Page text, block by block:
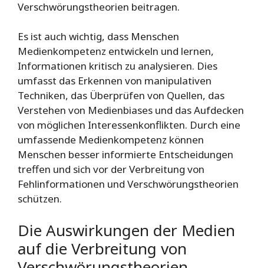
Verschwörungstheorien beitragen.
Es ist auch wichtig, dass Menschen
Medienkompetenz entwickeln und lernen,
Informationen kritisch zu analysieren. Dies
umfasst das Erkennen von manipulativen
Techniken, das Überprüfen von Quellen, das
Verstehen von Medienbiases und das Aufdecken
von möglichen Interessenkonflikten. Durch eine
umfassende Medienkompetenz können
Menschen besser informierte Entscheidungen
treffen und sich vor der Verbreitung von
Fehlinformationen und Verschwörungstheorien
schützen.
Die Auswirkungen der Medien
auf die Verbreitung von